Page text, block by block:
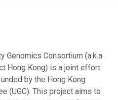
Genomics Consortium (a.k.a.
Hong Kong) is a joint effort
by the Hong Kong
(UGC). This project aims to